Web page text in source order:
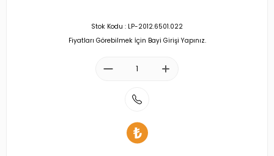
Stok Kodu : LP-2012.6501.022
Fiyatları Görebilmek İçin Bayi Girişi Yapınız.